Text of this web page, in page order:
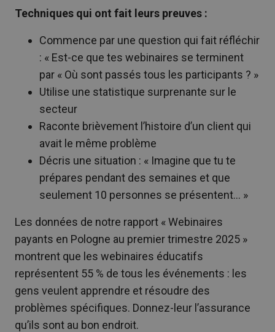
Techniques qui ont fait leurs preuves :
Commence par une question qui fait réfléchir
: « Est-ce que tes webinaires se terminent
par « Où sont passés tous les participants ? »
Utilise une statistique surprenante sur le
secteur
Raconte brièvement l’histoire d’un client qui
avait le même problème
Décris une situation : « Imagine que tu te
prépares pendant des semaines et que
seulement 10 personnes se présentent… »
Les données de notre rapport « Webinaires
payants en Pologne au premier trimestre 2025 »
montrent que les webinaires éducatifs
représentent 55 % de tous les événements : les
gens veulent apprendre et résoudre des
problèmes spécifiques. Donnez-leur l’assurance
qu’ils sont au bon endroit.